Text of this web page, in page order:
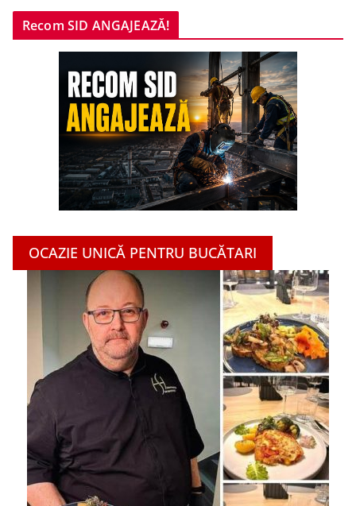
Recom SID ANGAJEAZĂ!
OCAZIE UNICĂ PENTRU BUCĂTARI